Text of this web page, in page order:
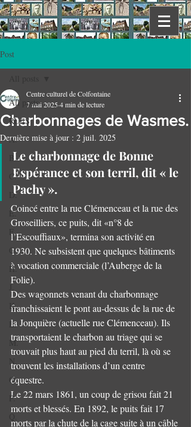
Post
All posts
RUES
A.
B.
C.
D.
E.
F.
G.
H.
J.
K.
L.
M.
N.
O.
P.
Charbonnages de Wasmes.
Centre culturel de Colfontaine
7 mai 2025 4 min de lecture
Dernière mise à jour : 2 juil. 2025
Le charbonnage de Bonne
Espérance et son terril, dit « le
Pachy ».
Coincé entre la rue Clémenceau et la rue des
Groseilliers, ce puits, dit «n°8 de
l’Escouffiaux», termina son activité en
1930. Ne subsistent que quelques bâtiments
à vocation commerciale (l’Auberge de la
Folie).
Des wagonnets venant du charbonnage
franchissaient le pont au-dessus de la rue de
la Jonquière (actuelle rue Clémenceau). Ils
transportaient le charbon au triage qui se
trouvait plus haut au pied du terril, là où se
trouvent les installations d’un centre
équestre.
Le 22 mars 1861, un coup de grisou fait 21
morts et blessés. En 1892, le puits fait 17
morts par la chute de la cage suite à un câble